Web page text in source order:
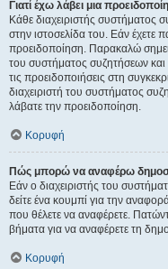
Γιατί έχω λάβει μια
Κάθε διαχειριστής συστήματος
στην ιστοσελίδα του. Εάν έχετε
προειδοποίηση. Παρακαλώ
του συστήματος συζητήσεων και
τις προειδοποιήσεις στη
διαχειριστή του συστήματος
λάβατε την προειδοποίηση.
Κορυφή
Πώς μπορώ να αναφέρω
Εάν ο διαχειριστής του
δείτε ένα κουμπί για την
που θέλετε να αναφέρετε.
βήματα για να αναφέρετε τη
Κορυφή